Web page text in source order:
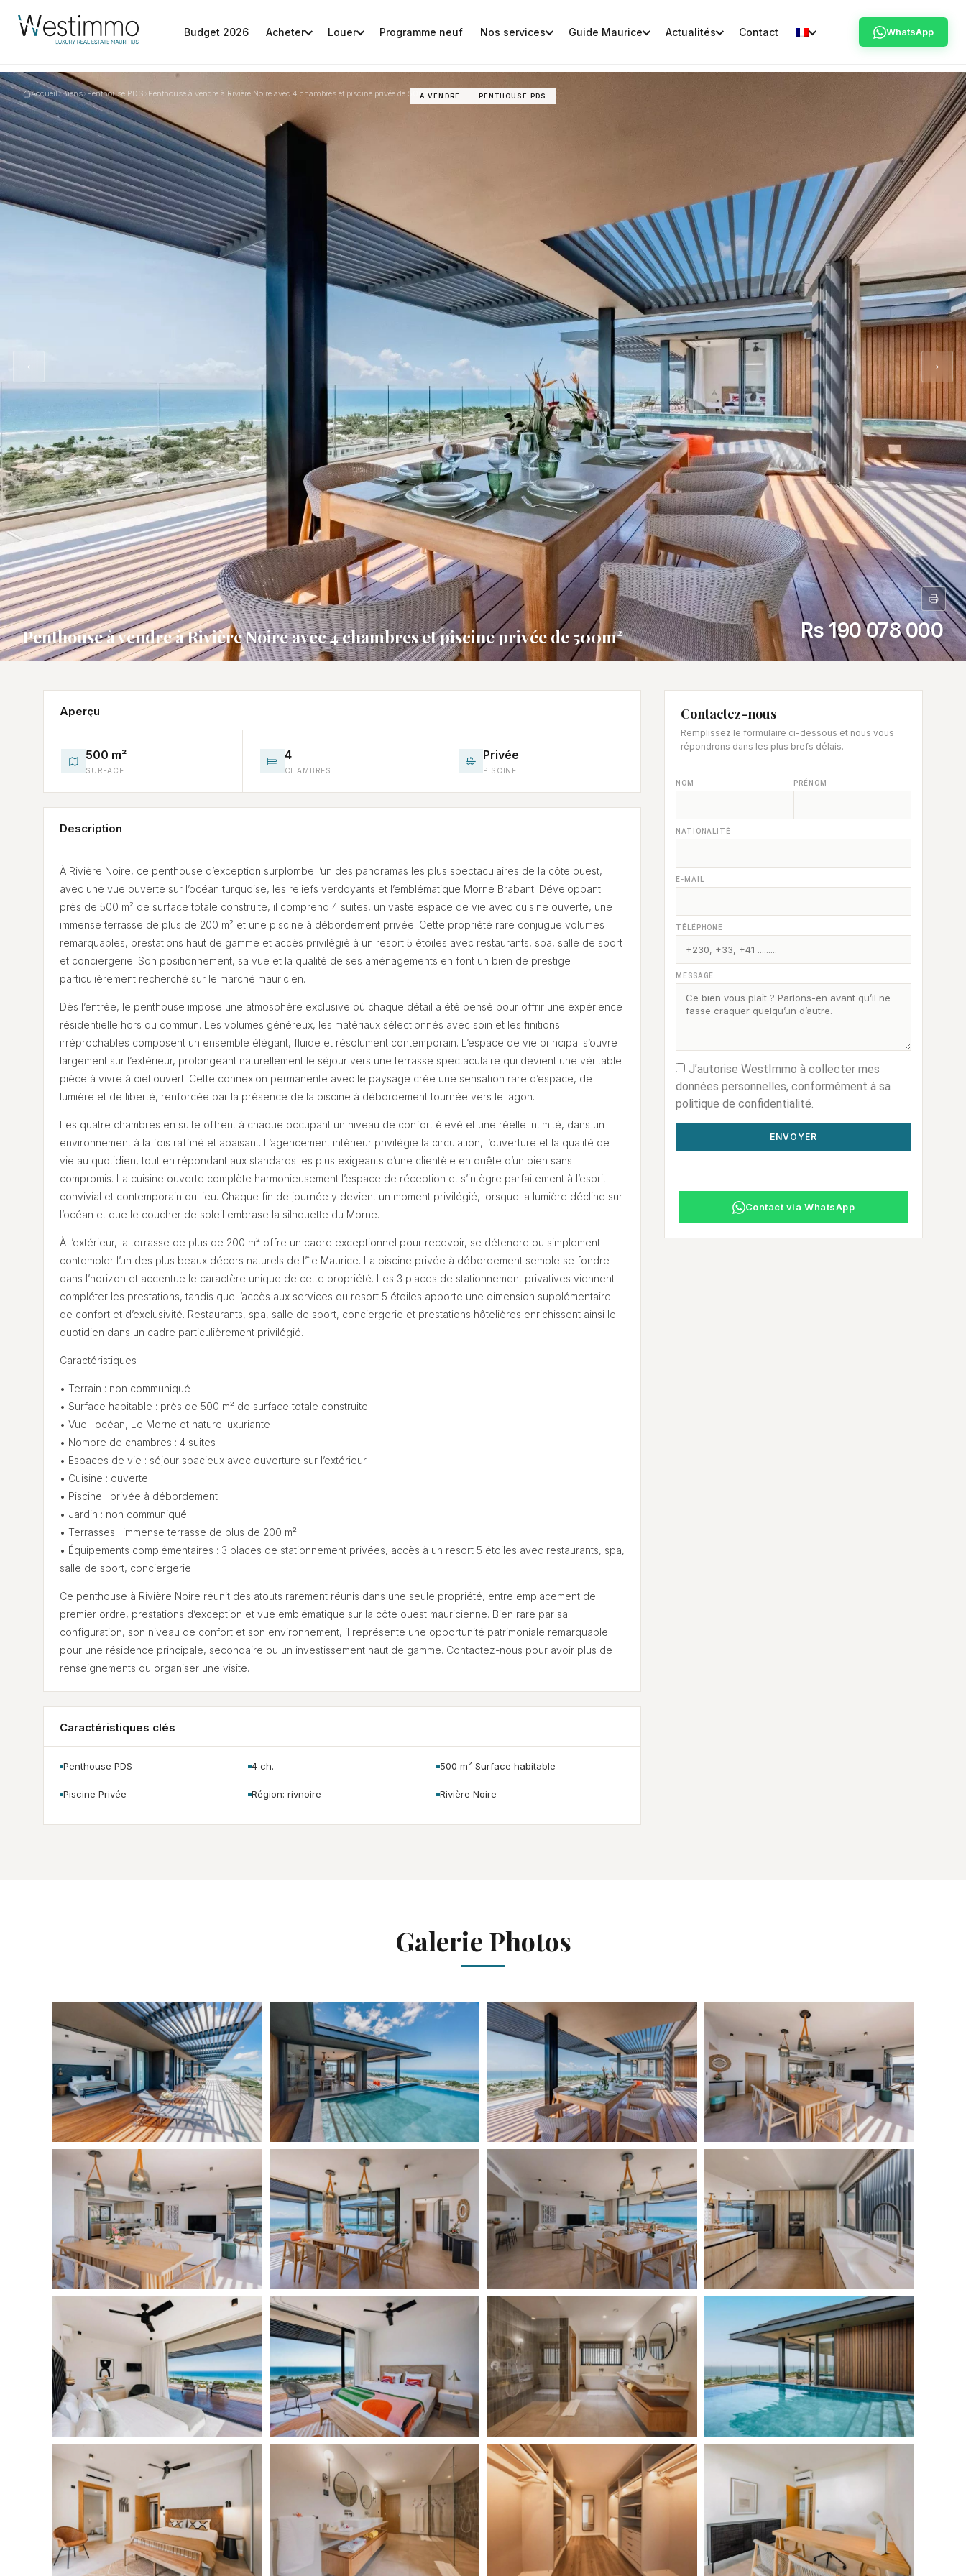
Budget 2026 Acheter Louer Programme neuf Nos services Guide Maurice Actualités Contact WhatsApp
À VENDRE PENTHOUSE PDS
Accueil›Biens›Penthouse PDS › Penthouse à vendre à Rivière Noire avec 4 chambres et piscine privée de 500m²
Penthouse à vendre à Rivière Noire avec 4 chambres et piscine privée de 500m² Rs 190 078 000
Aperçu
500 m²
SURFACE
4
CHAMBRES
Privée
PISCINE
Description
À Rivière Noire, ce penthouse d’exception surplombe l’un des panoramas les plus spectaculaires de la côte ouest,
avec une vue ouverte sur l’océan turquoise, les reliefs verdoyants et l’emblématique Morne Brabant. Développant
près de 500 m² de surface totale construite, il comprend 4 suites, un vaste espace de vie avec cuisine ouverte, une
immense terrasse de plus de 200 m² et une piscine à débordement privée. Cette propriété rare conjugue volumes
remarquables, prestations haut de gamme et accès privilégié à un resort 5 étoiles avec restaurants, spa, salle de sport
et conciergerie. Son positionnement, sa vue et la qualité de ses aménagements en font un bien de prestige
particulièrement recherché sur le marché mauricien.
Dès l’entrée, le penthouse impose une atmosphère exclusive où chaque détail a été pensé pour offrir une expérience
résidentielle hors du commun. Les volumes généreux, les matériaux sélectionnés avec soin et les finitions
irréprochables composent un ensemble élégant, fluide et résolument contemporain. L’espace de vie principal s’ouvre
largement sur l’extérieur, prolongeant naturellement le séjour vers une terrasse spectaculaire qui devient une véritable
pièce à vivre à ciel ouvert. Cette connexion permanente avec le paysage crée une sensation rare d’espace, de
lumière et de liberté, renforcée par la présence de la piscine à débordement tournée vers le lagon.
Les quatre chambres en suite offrent à chaque occupant un niveau de confort élevé et une réelle intimité, dans un
environnement à la fois raffiné et apaisant. L’agencement intérieur privilégie la circulation, l’ouverture et la qualité de
vie au quotidien, tout en répondant aux standards les plus exigeants d’une clientèle en quête d’un bien sans
compromis. La cuisine ouverte complète harmonieusement l’espace de réception et s’intègre parfaitement à l’esprit
convivial et contemporain du lieu. Chaque fin de journée y devient un moment privilégié, lorsque la lumière décline sur
l’océan et que le coucher de soleil embrase la silhouette du Morne.
À l’extérieur, la terrasse de plus de 200 m² offre un cadre exceptionnel pour recevoir, se détendre ou simplement
contempler l’un des plus beaux décors naturels de l’île Maurice. La piscine privée à débordement semble se fondre
dans l’horizon et accentue le caractère unique de cette propriété. Les 3 places de stationnement privatives viennent
compléter les prestations, tandis que l’accès aux services du resort 5 étoiles apporte une dimension supplémentaire
de confort et d’exclusivité. Restaurants, spa, salle de sport, conciergerie et prestations hôtelières enrichissent ainsi le
quotidien dans un cadre particulièrement privilégié.
Caractéristiques
• Terrain : non communiqué
• Surface habitable : près de 500 m² de surface totale construite
• Vue : océan, Le Morne et nature luxuriante
• Nombre de chambres : 4 suites
• Espaces de vie : séjour spacieux avec ouverture sur l’extérieur
• Cuisine : ouverte
• Piscine : privée à débordement
• Jardin : non communiqué
• Terrasses : immense terrasse de plus de 200 m²
• Équipements complémentaires : 3 places de stationnement privées, accès à un resort 5 étoiles avec restaurants, spa,
salle de sport, conciergerie
Ce penthouse à Rivière Noire réunit des atouts rarement réunis dans une seule propriété, entre emplacement de
premier ordre, prestations d’exception et vue emblématique sur la côte ouest mauricienne. Bien rare par sa
configuration, son niveau de confort et son environnement, il représente une opportunité patrimoniale remarquable
pour une résidence principale, secondaire ou un investissement haut de gamme. Contactez-nous pour avoir plus de
renseignements ou organiser une visite.
Caractéristiques clés
Penthouse PDS 4 ch. 500 m² Surface habitable
Piscine Privée Région: rivnoire Rivière Noire
Contactez-nous
Remplissez le formulaire ci-dessous et nous vous
répondrons dans les plus brefs délais.
NOM PRÉNOM
NATIONALITÉ
E-MAIL
TÉLÉPHONE
MESSAGE
J’autorise WestImmo à collecter mes
données personnelles, conformément à sa
politique de confidentialité.
ENVOYER
Contact via WhatsApp
Galerie Photos